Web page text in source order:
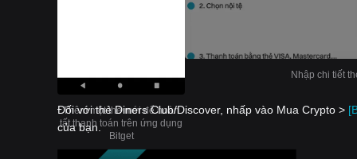
Thêm một thẻ mới để hoàn
tất thanh toán trên ứng dụng
Bitget
Nhập chi tiết
Đối với thẻ Diners Club/Discover, nhấp vào Mua Crypto >
của bạn.